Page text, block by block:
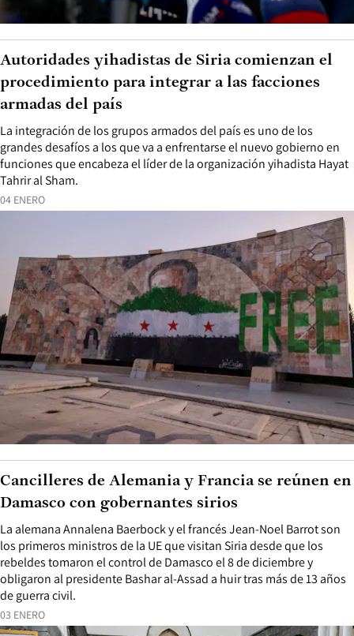
04 ENERO
La integración de los grupos armados del país es uno de los
grandes desafíos a los que va a enfrentarse el nuevo gobierno en
funciones que encabeza el líder de la organización yihadista Hayat
Tahrir al Sham.
Autoridades yihadistas de Siria comienzan el
procedimiento para integrar a las facciones
armadas del país
03 ENERO
La alemana Annalena Baerbock y el francés Jean-Noel Barrot son
los primeros ministros de la UE que visitan Siria desde que los
rebeldes tomaron el control de Damasco el 8 de diciembre y
obligaron al presidente Bashar al-Assad a huir tras más de 13 años
de guerra civil.
Cancilleres de Alemania y Francia se reúnen en
Damasco con gobernantes sirios